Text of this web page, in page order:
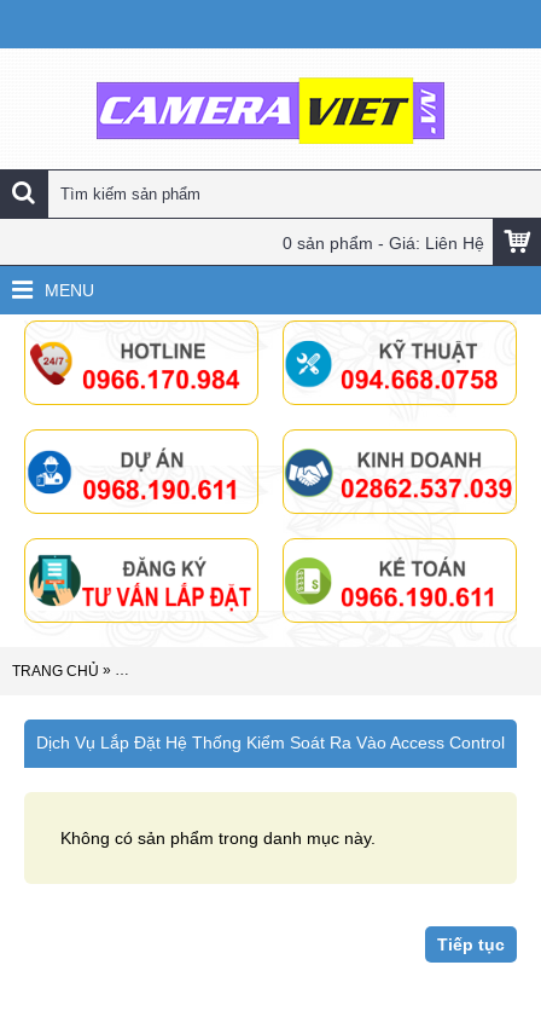
0 sản phẩm - Giá: Liên Hệ
MENU
TRANG CHỦ » DỊCH VỤ LẮP ĐẶT HỆ THỐNG KIỂM SOÁT RA VÀO ACCESS
Dịch Vụ Lắp Đặt Hệ Thống Kiểm Soát Ra Vào Access Control
Không có sản phẩm trong danh mục này.
Tiếp tục